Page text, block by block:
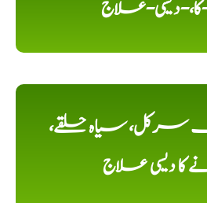
دیسی-علاج
سرکل، سیاہ حلقے،
کا دیسی علاج